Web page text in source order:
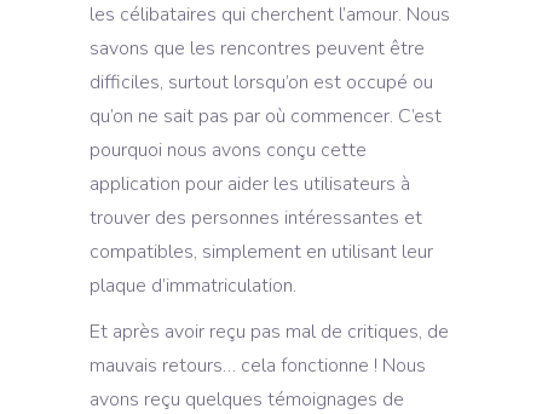
les célibataires qui cherchent l’amour. Nous
savons que les rencontres peuvent être
difficiles, surtout lorsqu’on est occupé ou
qu’on ne sait pas par où commencer. C’est
pourquoi nous avons conçu cette
application pour aider les utilisateurs à
trouver des personnes intéressantes et
compatibles, simplement en utilisant leur
plaque d’immatriculation.
Et après avoir reçu pas mal de critiques, de
mauvais retours… cela fonctionne ! Nous
avons reçu quelques témoignages de